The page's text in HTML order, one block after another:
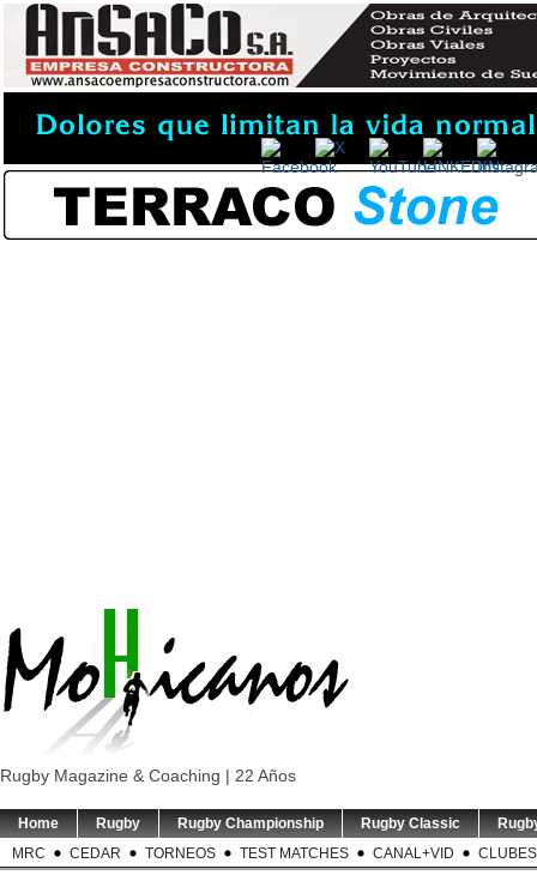
Rugby Magazine & Coaching | 22 Años
Home Rugby Rugby Championship Rugby Classic
MRC
CEDAR TORNEOS TEST MATCHES CANAL+VID CLUBES